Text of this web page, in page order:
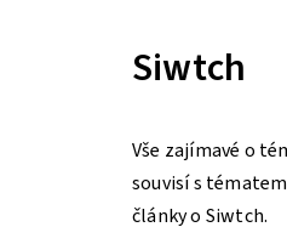
Siwtch
Vše zajímavé o
souvisí s
články o Siwtch.